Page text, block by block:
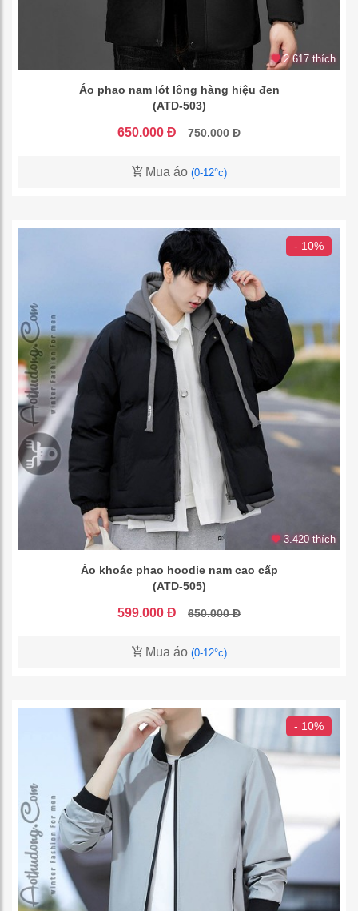
2.617 thích
Áo phao nam lót lông hàng hiệu đen
(ATD-503)
650.000 Đ 750.000 Đ
Mua áo (0-12°c)
- 10%
3.420 thích
Áo khoác phao hoodie nam cao cấp
(ATD-505)
599.000 Đ 650.000 Đ
Mua áo (0-12°c)
- 10%